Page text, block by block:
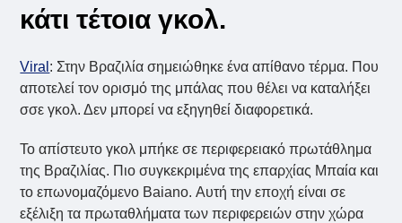
κάτι τέτοια γκολ.
Viral : Στην Βραζιλία σημειώθηκε ένα απίθανο τέρμα. Που
αποτελεί τον ορισμό της μπάλας που θέλει να καταλήξει
σσε γκολ. Δεν μπορεί να εξηγηθεί διαφορετικά.
Το απίστευτο γκολ μπήκε σε περιφερειακό πρωτάθλημα
της Βραζιλίας. Πιο συγκεκριμένα της επαρχίας Μπαία και
το επωνομαζόμενο Baiano. Αυτή την εποχή είναι σε
εξέλιξη τα πρωταθλήματα των περιφερειών στην χώρα